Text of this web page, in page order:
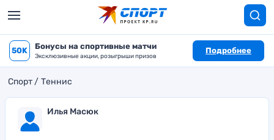
50K Бонусы на спортивные матчи
Эксклюзивные акции, розыгрыши призов
Подробнее
Спорт Теннис
Илья Масюк